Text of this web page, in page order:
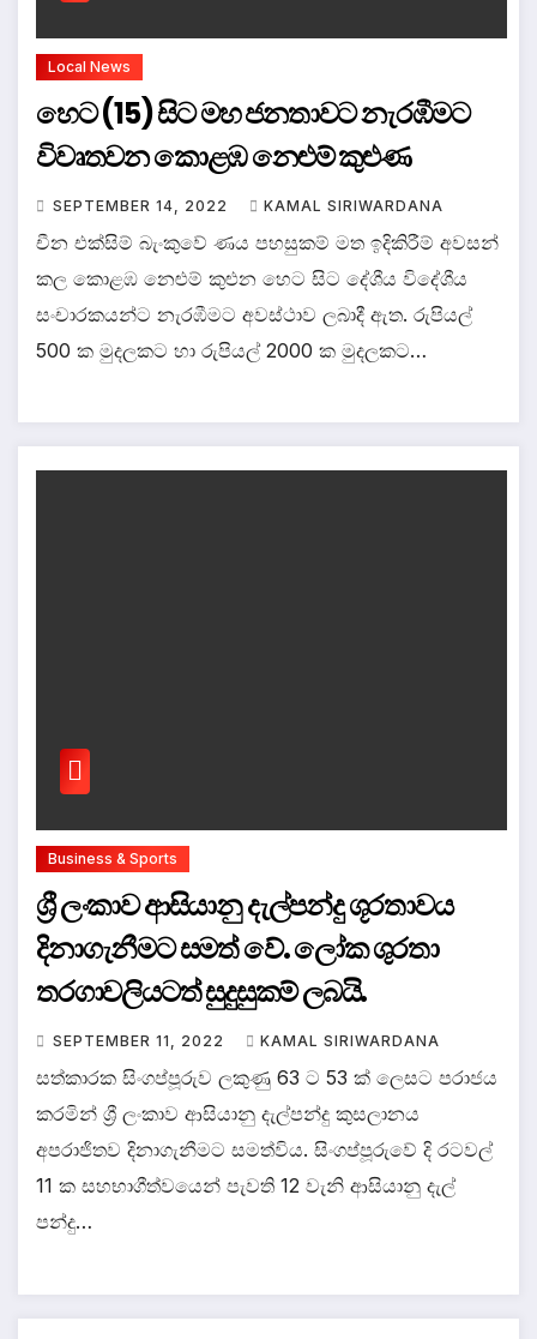
Local News
හෙට (15) සිට මහ ජනතාවට නැරඹීමට
විවෘතවන කොළඹ නෙළුම් කුළුණ
SEPTEMBER 14, 2022 KAMAL SIRIWARDANA
චීන එක්සිම් බැංකුවේ ණය පහසුකම් මත ඉදිකිරීම් අවසන්
කල කොළඹ නෙළුම් කුළුන හෙට සිට දේශීය විදේශීය
සංචාරකයන්ට නැරඹීමට අවස්ථාව ලබාදී ඇත. රුපියල්
500 ක මුදලකට හා රුපියල් 2000 ක මුදලකට…
Business & Sports
ශ්‍රී ලංකාව ආසියානු දැල්පන්දු ශූරතාවය
දිනාගැනීමට සමත් වේ. ලෝක ශුරතා
තරගාවලියටත් සුදුසුකම් ලබයි.
SEPTEMBER 11, 2022 KAMAL SIRIWARDANA
සත්කාරක සිංගප්පූරුව ලකුණු 63 ට 53 ක් ලෙසට පරාජය
කරමින් ශ්‍රී ලංකාව ආසියානු දැල්පන්දු කුසලානය
අපරාජිතව දිනාගැනීමට සමත්විය. සිංගප්පූරුවේ දි රටවල්
11 ක සහභාගීත්වයෙන් පැවති 12 වැනි ආසියානු දැල්
පන්දු…